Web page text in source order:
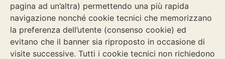
pagina ad un’altra) permettendo una più rapida
navigazione nonché cookie tecnici che memorizzano
la preferenza dell’utente (consenso cookie) ed
evitano che il banner sia riproposto in occasione di
visite successive. Tutti i cookie tecnici non richiedono